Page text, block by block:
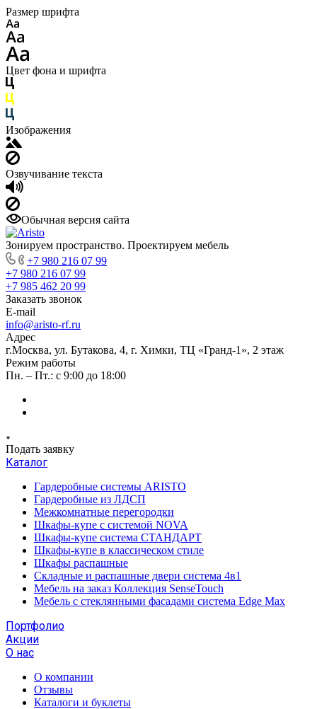
Размер шрифта
Цвет фона и шрифта
Изображения
Озвучивание текста
Обычная версия сайта
Зонируем пространство. Проектируем мебель
+7 980 216 07 99
+7 980 216 07 99
+7 985 462 20 99
Заказать звонок
E-mail
info@aristo-rf.ru
Адрес
г.Москва, ул. Бутакова, 4, г. Химки, ТЦ «Гранд-1», 2 этаж
Режим работы
Пн. – Пт.: с 9:00 до 18:00
Подать заявку
Каталог
Гардеробные системы ARISTO
Гардеробные из ЛДСП
Межкомнатные перегородки
Шкафы-купе с системой NOVA
Шкафы-купе система СТАНДАРТ
Шкафы-купе в классическом стиле
Шкафы распашные
Складные и распашные двери система 4в1
Мебель на заказ Коллекция SenseTouch
Мебель с стеклянными фасадами система Edge Max
Портфолио
Акции
О нас
О компании
Отзывы
Каталоги и буклеты